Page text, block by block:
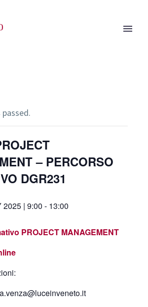
– PERCORSO
DGR231
2025 | 9:00 - 13:00
PROJECT MANAGEMENT